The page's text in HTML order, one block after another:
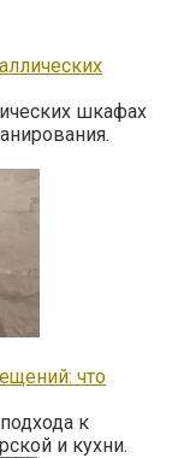
шкафах
что
к
и кухни.